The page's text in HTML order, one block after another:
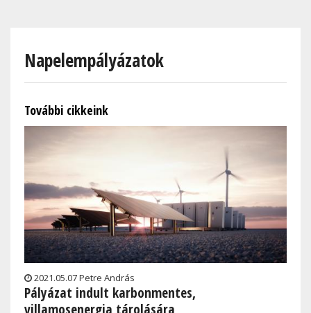
contentNapelempályázatok
További cikkeink
2021.05.07 Petre András
Pályázat indult karbonmentes,
villamosenergia tárolására